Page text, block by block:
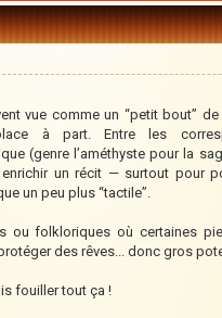
vue comme un “petit bout” de
à part. Entre les
(genre l’améthyste pour la
un récit — surtout pour
un peu plus “tactile”.
folkloriques où certaines
des rêves... donc gros
fouiller tout ça !